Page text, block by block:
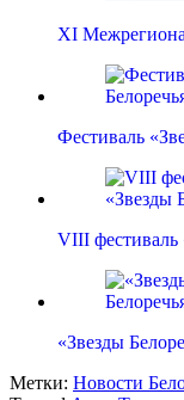
XI
Фестиваль
VIII фестиваль
«Звезды
Метки: Новости